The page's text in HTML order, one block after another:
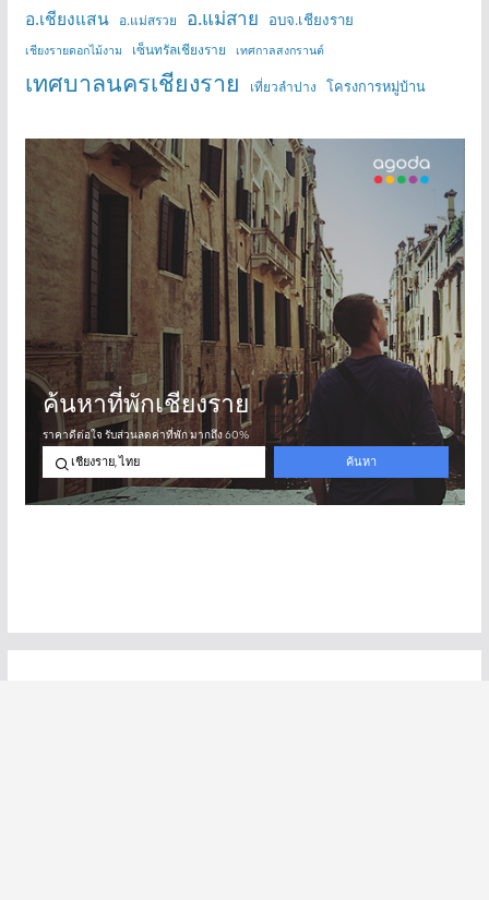
อ.เชียงแสน อ.แม่สรวย อ.แม่สาย อบจ.เชียงราย
เชียงรายดอกไม้งาม เซ็นทรัลเชียงราย เทศกาลสงกรานต์
เทศบาลนครเชียงราย เที่ยวลำปาง โครงการหมู่บ้าน